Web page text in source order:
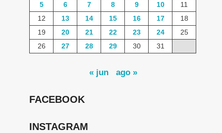
5
6 7 8 9 10
11
12
13 14 15 16 17
18
19
20 21 22 23 24
25
26
27 28 29 30 31
« jun ago »
FACEBOOK
INSTAGRAM